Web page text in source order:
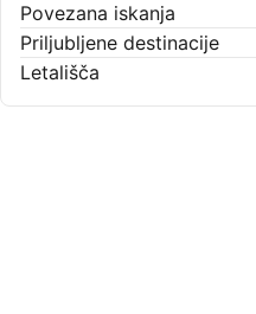
Povezana iskanja
Priljubljene destinacije
Letališča